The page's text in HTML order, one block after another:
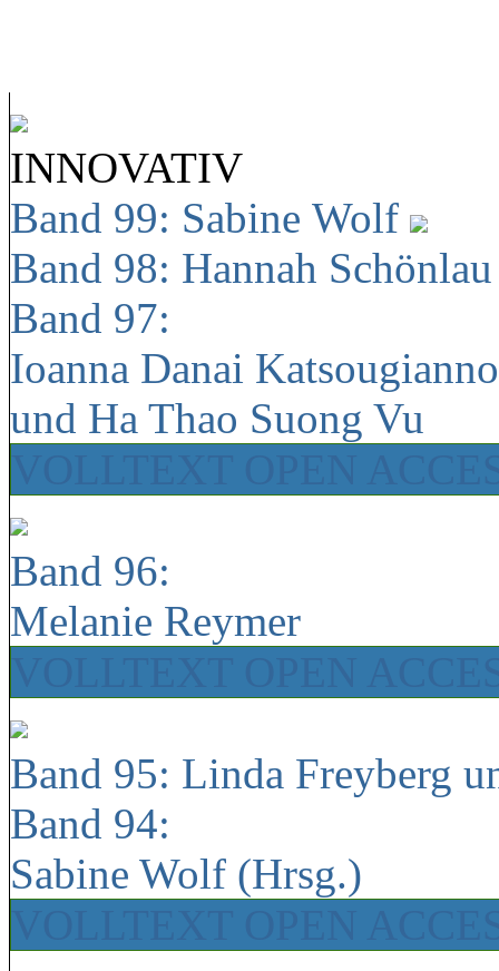
INNOVATIV
Band 99: Sabine Wolf
Band 98: Hannah
Band 97:
Ioanna Danai
und Ha Thao Suong Vu
Band 96:
Melanie Reymer
Band 95: Linda Freyberg
Band 94:
Sabine Wolf (Hrsg.)